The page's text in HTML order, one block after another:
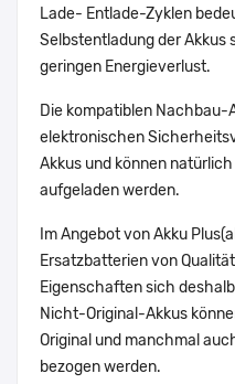
Lade- Entlade-Zyklen
Selbstentladung der
geringen Energieverlust.
Die kompatiblen Nachbau-
elektronischen
Akkus und können
aufgeladen werden.
Im Angebot von Akku
Ersatzbatterien von
Eigenschaften sich
Nicht-Original-Akkus
Original und manchmal
bezogen werden.